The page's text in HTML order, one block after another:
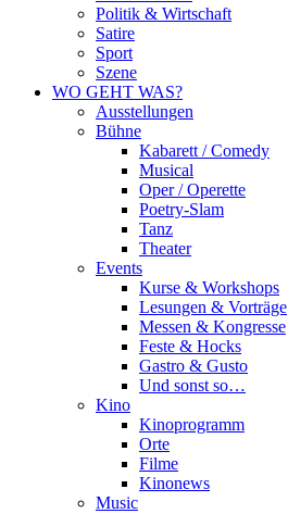
Politik & Wirtschaft
Satire
Sport
Szene
WO GEHT WAS?
Ausstellungen
Bühne
Kabarett / Comedy
Musical
Oper / Operette
Poetry-Slam
Tanz
Theater
Events
Kurse & Workshops
Lesungen & Vorträge
Messen & Kongresse
Feste & Hocks
Gastro & Gusto
Und sonst so…
Kino
Kinoprogramm
Orte
Filme
Kinonews
Music